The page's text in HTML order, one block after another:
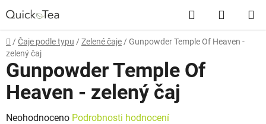
na
obsah
Hledat
KOŠÍK
Domů
/ Čaje podle typu / Zelené čaje / Gunpowder Temple Of Heaven -
zelený čaj
Gunpowder Temple Of
Heaven - zelený čaj
Průměrné
Neohodnoceno Podrobnosti hodnocení